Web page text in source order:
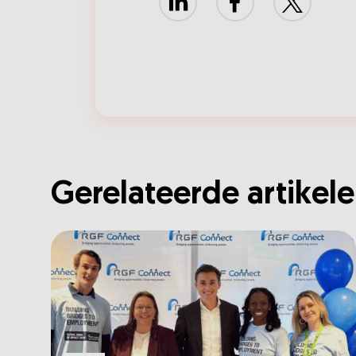
LinkedIn FacebookX
Gerelateerde